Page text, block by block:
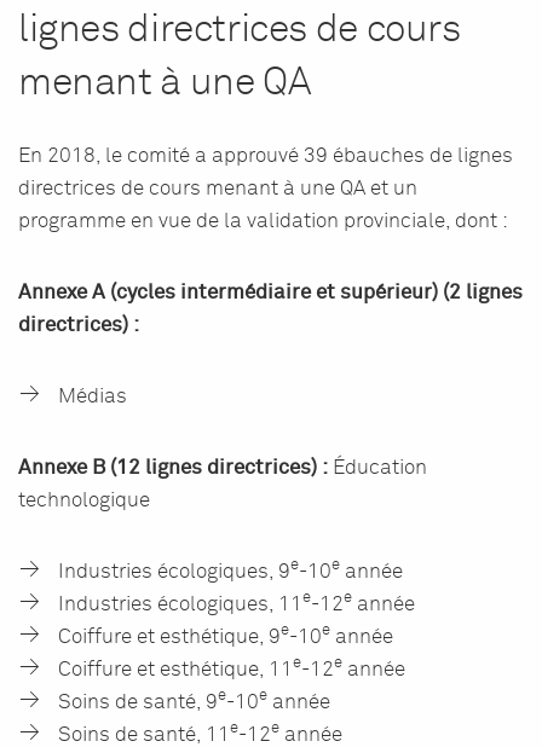
lignes directrices de cours
menant à une QA
En 2018, le comité a approuvé 39 ébauches de lignes
directrices de cours menant à une QA et un
programme en vue de la validation provinciale, dont :
Annexe A (cycles intermédiaire et supérieur) (2 lignes
directrices) :
Médias
Annexe B (12 lignes directrices) : Éducation
technologique
Industries écologiques, 9e-10e année
Industries écologiques, 11e-12e année
Coiffure et esthétique, 9e-10e année
Coiffure et esthétique, 11e-12e année
Soins de santé, 9e-10e année
Soins de santé, 11e-12e année